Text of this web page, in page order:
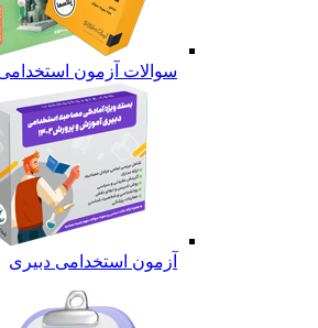
سوالات آزمون
آزمون استخدامی دبیری